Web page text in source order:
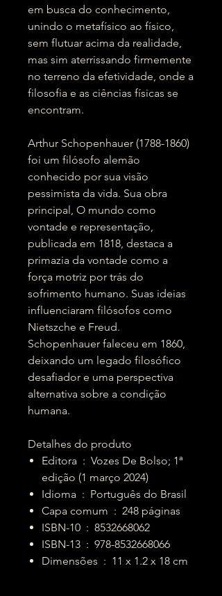
em busca do conhecimento,
unindo o metafísico ao físico,
sem flutuar acima da realidade,
mas sim aterrissando firmemente
no terreno da efetividade, onde a
filosofia e as ciências físicas se
encontram.
Arthur Schopenhauer (1788-1860)
foi um filósofo alemão
conhecido por sua visão
pessimista da vida. Sua obra
principal, O mundo como
vontade e representação,
publicada em 1818, destaca a
primazia da vontade como a
força motriz por trás do
sofrimento humano. Suas ideias
influenciaram filósofos como
Nietszche e Freud.
Schopenhauer faleceu em 1860,
deixando um legado filosófico
desafiador e uma perspectiva
alternativa sobre a condição
humana.
Detalhes do produto
Editora ‏ : ‎ Vozes De Bolso; 1ª
edição (1 março 2024)
Idioma ‏ : ‎ Português do Brasil
Capa comum ‏ : ‎ 248 páginas
ISBN-10 ‏ : ‎ 8532668062
ISBN-13 ‏ : ‎ 978-8532668066
Dimensões ‏ : ‎ 11 x 1.2 x 18 cm